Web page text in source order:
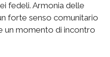
fedeli. Armonia delle
forte senso comunitario
un momento di incontro